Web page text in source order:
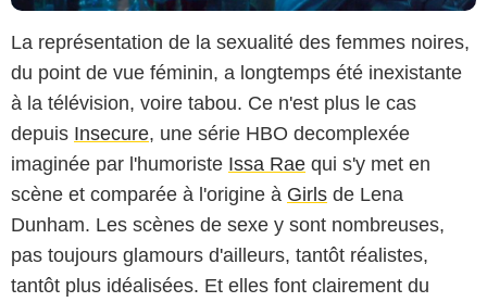
La représentation de la sexualité des femmes noires,
du point de vue féminin, a longtemps été inexistante
à la télévision, voire tabou. Ce n'est plus le cas
depuis Insecure, une série HBO decomplexée
imaginée par l'humoriste Issa Rae qui s'y met en
scène et comparée à l'origine à Girls de Lena
Dunham. Les scènes de sexe y sont nombreuses,
pas toujours glamours d'ailleurs, tantôt réalistes,
tantôt plus idéalisées. Et elles font clairement du